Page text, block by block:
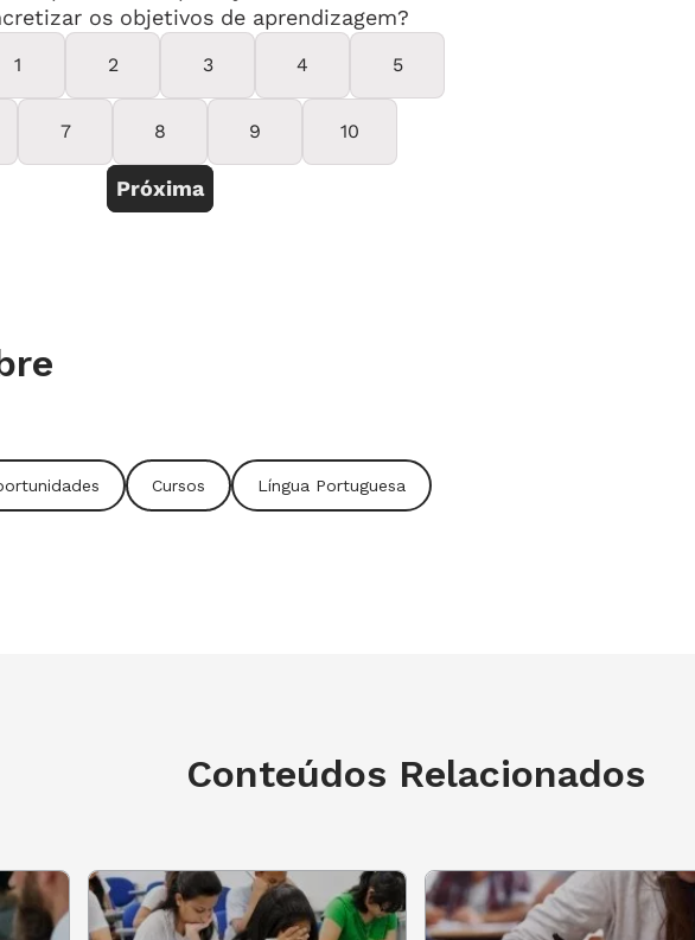
9h ao 12h30 – Construção de Material Educativo
da Língua Portuguesa e para participar é
através do
Cursos Língua Portuguesa
Conteúdos Relacionados